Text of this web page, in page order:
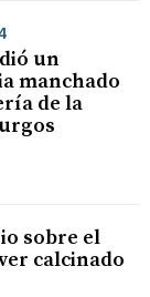
un
manchado
de la
sobre el
calcinado